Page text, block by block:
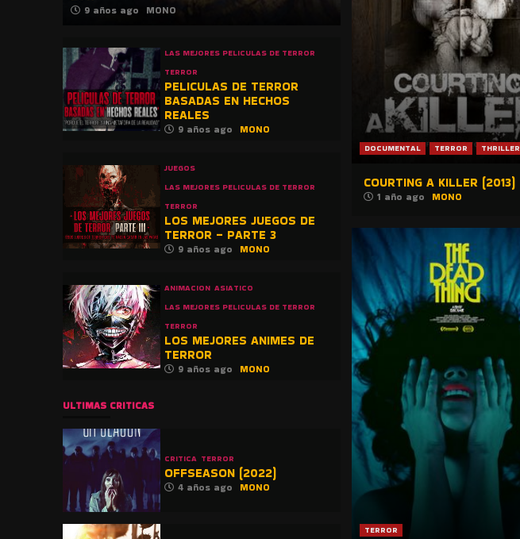
DOCUMENTAL TERROR THRILLER
COURTING A KILLER (2013)
1 año ago MONO
TERROR
9 años ago MONO
LAS MEJORES PELICULAS DE TERROR
TERROR
PELICULAS DE TERROR
BASADAS EN HECHOS
REALES
9 años ago MONO
JUEGOS
LAS MEJORES PELICULAS DE TERROR
TERROR
LOS MEJORES JUEGOS DE
TERROR – PARTE 3
9 años ago MONO
ANIMACION ASIATICO
LAS MEJORES PELICULAS DE TERROR
TERROR
LOS MEJORES ANIMES DE
TERROR
9 años ago MONO
ULTIMAS CRITICAS
CRITICA TERROR
OFFSEASON (2022)
4 años ago MONO